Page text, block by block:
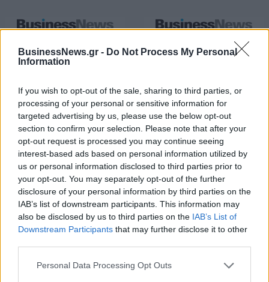
BusinessNews.gr - Do Not Process My Personal
Information
If you wish to opt-out of the sale, sharing to third parties, or
processing of your personal or sensitive information for
targeted advertising by us, please use the below opt-out
section to confirm your selection. Please note that after your
opt-out request is processed you may continue seeing
interest-based ads based on personal information utilized by
us or personal information disclosed to third parties prior to
your opt-out. You may separately opt-out of the further
disclosure of your personal information by third parties on the
IAB’s list of downstream participants. This information may
also be disclosed by us to third parties on the IAB’s List of
Downstream Participants that may further disclose it to other
Personal Data Processing Opt Outs
την κορυφή της
αποδοτικότητας
Η Chery επενδύει 75 εκατ.
δολάρια στην KG Mobility
Το FIAT 500 Hybrid τώρα από 18.990 ευρώ
Αλέξης Γιαννούλιας: Υποψήφιος
Δήμαρχος στο Σικάγο ο άλλοτε
παίκτης του Πανιώνιου
Ντουράντ: "Ο Γιάννης θα
μπορούσε να 'ναι ο κορυφαίος
όλων"! (vid)
Είσοδος της γαλλικής Meridiam στην ηλεκτρική διασύνδεση Ελλάδας
– Κύπρου